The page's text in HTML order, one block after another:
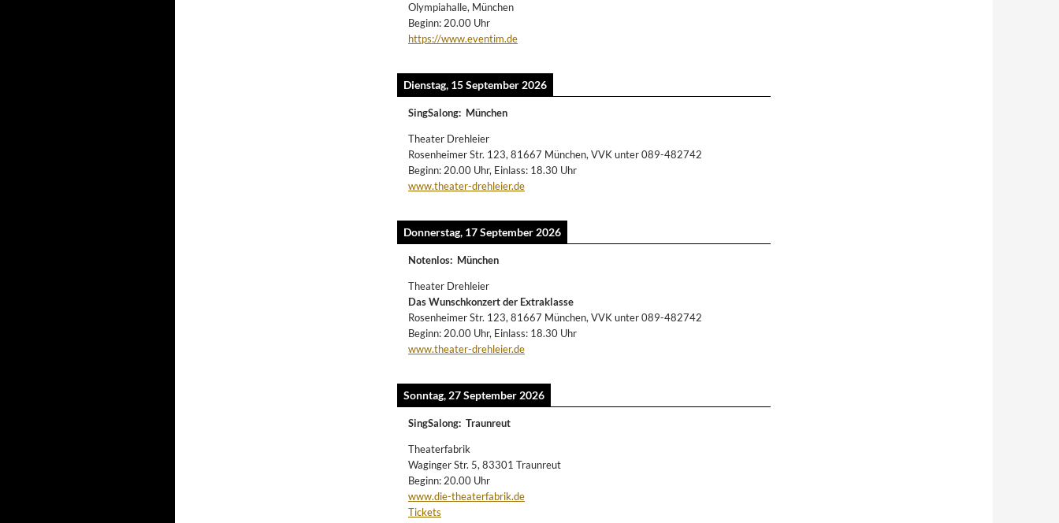
Olympiahalle, München
Beginn: 20.00 Uhr
https://www.eventim.de
Dienstag, 15 September 2026
SingSalong: München
Theater Drehleier
Rosenheimer Str. 123, 81667 München, VVK unter 089-482742
Beginn: 20.00 Uhr, Einlass: 18.30 Uhr
www.theater-drehleier.de
Donnerstag, 17 September 2026
Notenlos: München
Theater Drehleier
Das Wunschkonzert der Extraklasse
Rosenheimer Str. 123, 81667 München, VVK unter 089-482742
Beginn: 20.00 Uhr, Einlass: 18.30 Uhr
www.theater-drehleier.de
Sonntag, 27 September 2026
SingSalong: Traunreut
Theaterfabrik
Waginger Str. 5, 83301 Traunreut
Beginn: 20.00 Uhr
www.die-theaterfabrik.de
Tickets